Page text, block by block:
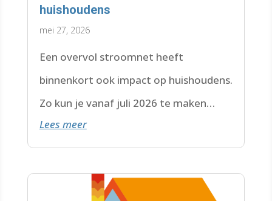
huishoudens
mei 27, 2026
Een overvol stroomnet heeft
binnenkort ook impact op huishoudens.
Zo kun je vanaf juli 2026 te maken
krijgen met een wachtlijst.
Lees meer